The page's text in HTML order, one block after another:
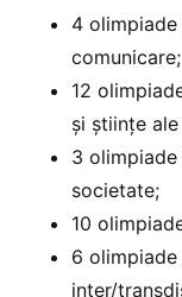
4
comunicare;
12
și științe
3
societate;
10
6
inter/